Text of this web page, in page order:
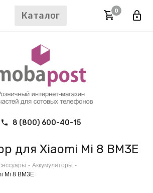
Каталог 0
8 (800) 600-40-15
для Xiaomi Mi 8 BM3E
- Аккумуляторы -
Mi 8 BM3E